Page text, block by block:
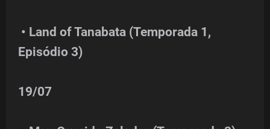
• Land of Tanabata (Temporada 1,
Episódio 3)
19/07